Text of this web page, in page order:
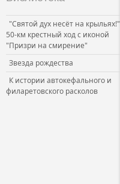
"Святой дух несёт на крыльях!"
50-км крестный ход с иконой
"Призри на смирение"
Звезда рождества
К истории автокефального и
филаретовского расколов